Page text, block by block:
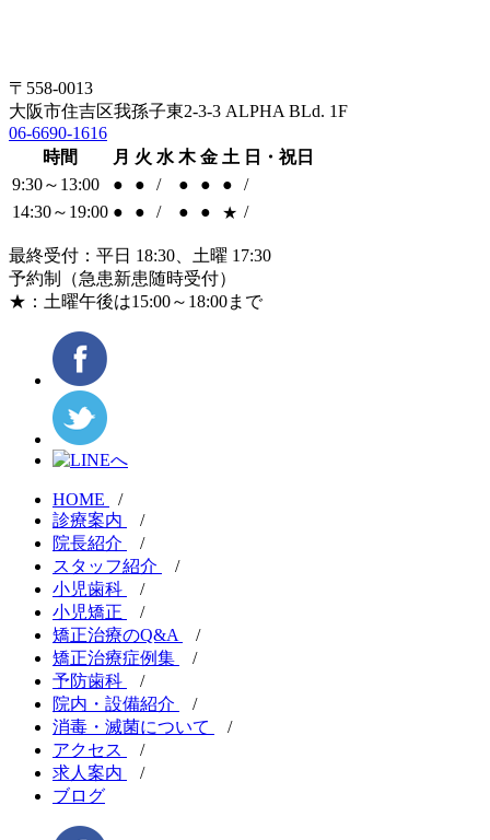
〒558-0013
大阪市住吉区我孫子東2-3-3 ALPHA BLd. 1F
06-6690-1616
時間
月 火 水 木 金 土 日・祝日
9:30～13:00
● ● / ● ● ●
/
14:30～19:00 ● ● / ● ● ★ /
最終受付：平日 18:30、土曜 17:30
予約制（急患新患随時受付）
★：土曜午後は15:00～18:00まで
HOME
/
診療案内
/
院長紹介
/
スタッフ紹介
/
小児歯科
/
小児矯正
/
矯正治療のQ&A
/
矯正治療症例集
/
予防歯科
/
院内・設備紹介
/
消毒・滅菌について
/
アクセス
/
求人案内
/
ブログ